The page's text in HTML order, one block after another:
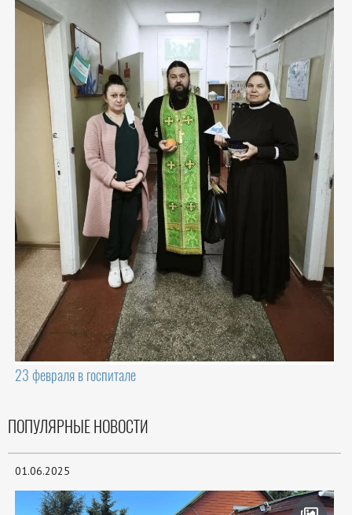
23 февраля в госпитале
ПОПУЛЯРНЫЕ НОВОСТИ
01.06.2025